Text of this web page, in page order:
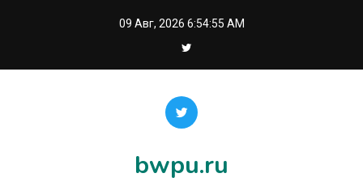
09 Авг, 2026 6:54:55 AM
bwpu.ru